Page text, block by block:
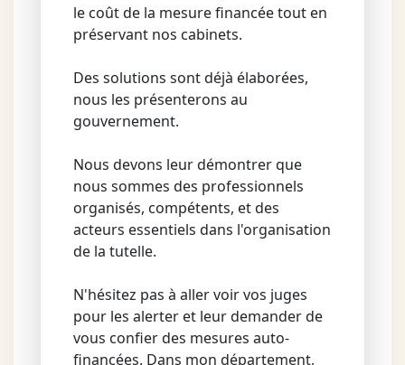
le coût de la mesure financée tout en
préservant nos cabinets.
Des solutions sont déjà élaborées,
nous les présenterons au
gouvernement.
Nous devons leur démontrer que
nous sommes des professionnels
organisés, compétents, et des
acteurs essentiels dans l'organisation
de la tutelle.
N'hésitez pas à aller voir vos juges
pour les alerter et leur demander de
vous confier des mesures auto-
financées. Dans mon département,